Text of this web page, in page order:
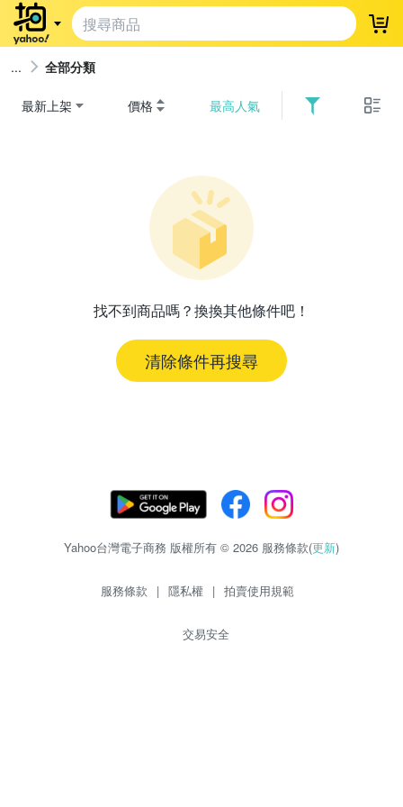
登
全部分類
最新上架 價格 最高人氣
找不到商品嗎？換換其他條件吧！
清除條件再搜尋
Yahoo台灣電子商務 版權所有 © 2026 服務條款(更新)
服務條款 | 隱私權 | 拍賣使用規範
交易安全